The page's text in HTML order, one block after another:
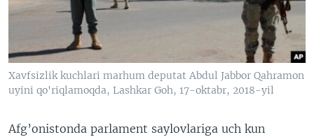
VIDEO
XABARLAR SURATLARDA
ODNOKLASSNIKI
TELEGRAM
TWITTER
SOUNDCLOUD
VOA
Xavfsizlik kuchlari marhum deputat Abdul Jabbor Qahramon
uyini qo'riqlamoqda, Lashkar Goh, 17-oktabr, 2018-yil
Afg’onistonda parlament saylovlariga uch kun